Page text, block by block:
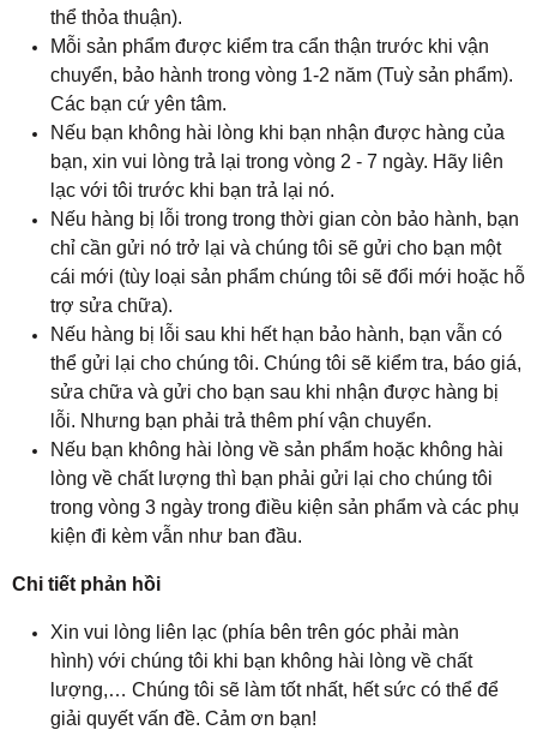
thể thỏa thuận).
Mỗi sản phẩm được kiểm tra cẩn thận trước khi vận
chuyển, bảo hành trong vòng 1-2 năm (Tuỳ sản phẩm).
Các bạn cứ yên tâm.
Nếu bạn không hài lòng khi bạn nhận được hàng của
bạn, xin vui lòng trả lại trong vòng 2 - 7 ngày. Hãy liên
lạc với tôi trước khi bạn trả lại nó.
Nếu hàng bị lỗi trong trong thời gian còn bảo hành, bạn
chỉ cần gửi nó trở lại và chúng tôi sẽ gửi cho bạn một
cái mới (tùy loại sản phẩm chúng tôi sẽ đổi mới hoặc hỗ
trợ sửa chữa).
Nếu hàng bị lỗi sau khi hết hạn bảo hành, bạn vẫn có
thể gửi lại cho chúng tôi. Chúng tôi sẽ kiểm tra, báo giá,
sửa chữa và gửi cho bạn sau khi nhận được hàng bị
lỗi. Nhưng bạn phải trả thêm phí vận chuyển.
Nếu bạn không hài lòng về sản phẩm hoặc không hài
lòng về chất lượng thì bạn phải gửi lại cho chúng tôi
trong vòng 3 ngày trong điều kiện sản phẩm và các phụ
kiện đi kèm vẫn như ban đầu.
Chi tiết phản hồi
Xin vui lòng liên lạc (phía bên trên góc phải màn
hình) với chúng tôi khi bạn không hài lòng về chất
lượng,… Chúng tôi sẽ làm tốt nhất, hết sức có thể để
giải quyết vấn đề. Cảm ơn bạn!